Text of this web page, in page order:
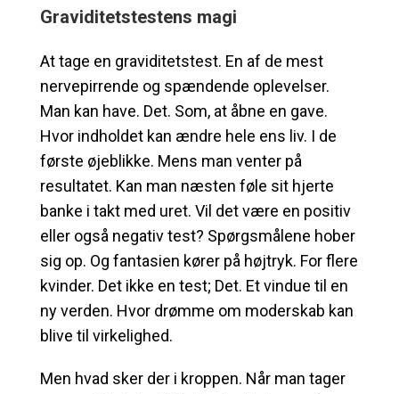
Graviditetstestens magi
At tage en graviditetstest. En af de mest
nervepirrende og spændende oplevelser.
Man kan have. Det. Som, at åbne en gave.
Hvor indholdet kan ændre hele ens liv. I de
første øjeblikke. Mens man venter på
resultatet. Kan man næsten føle sit hjerte
banke i takt med uret. Vil det være en positiv
eller også negativ test? Spørgsmålene hober
sig op. Og fantasien kører på højtryk. For flere
kvinder. Det ikke en test; Det. Et vindue til en
ny verden. Hvor drømme om moderskab kan
blive til virkelighed.
Men hvad sker der i kroppen. Når man tager